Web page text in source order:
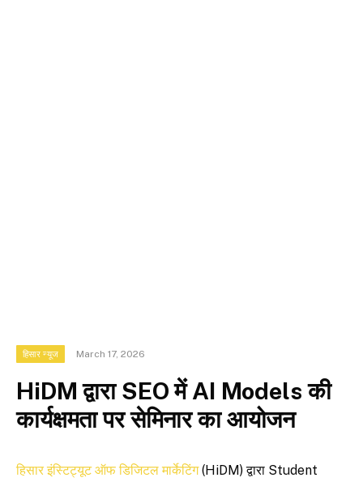
हिसार न्यूज March 17, 2026
HiDM द्वारा SEO में AI Models की
कार्यक्षमता पर सेमिनार का आयोजन
हिसार इंस्टिट्यूट ऑफ डिजिटल मार्केटिंग(HiDM) द्वारा Student